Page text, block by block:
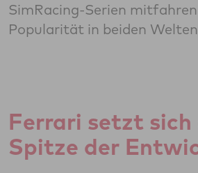
SimRacing-Serien
Popularität in beiden
Ferrari setzt sich
Spitze der